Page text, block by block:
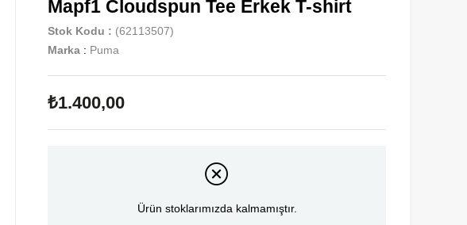
Mapf1 Cloudspun Tee Erkek T-shirt
Stok Kodu
(62113507)
Marka : Puma
₺1.400,00
Ürün stoklarımızda kalmamıştır.